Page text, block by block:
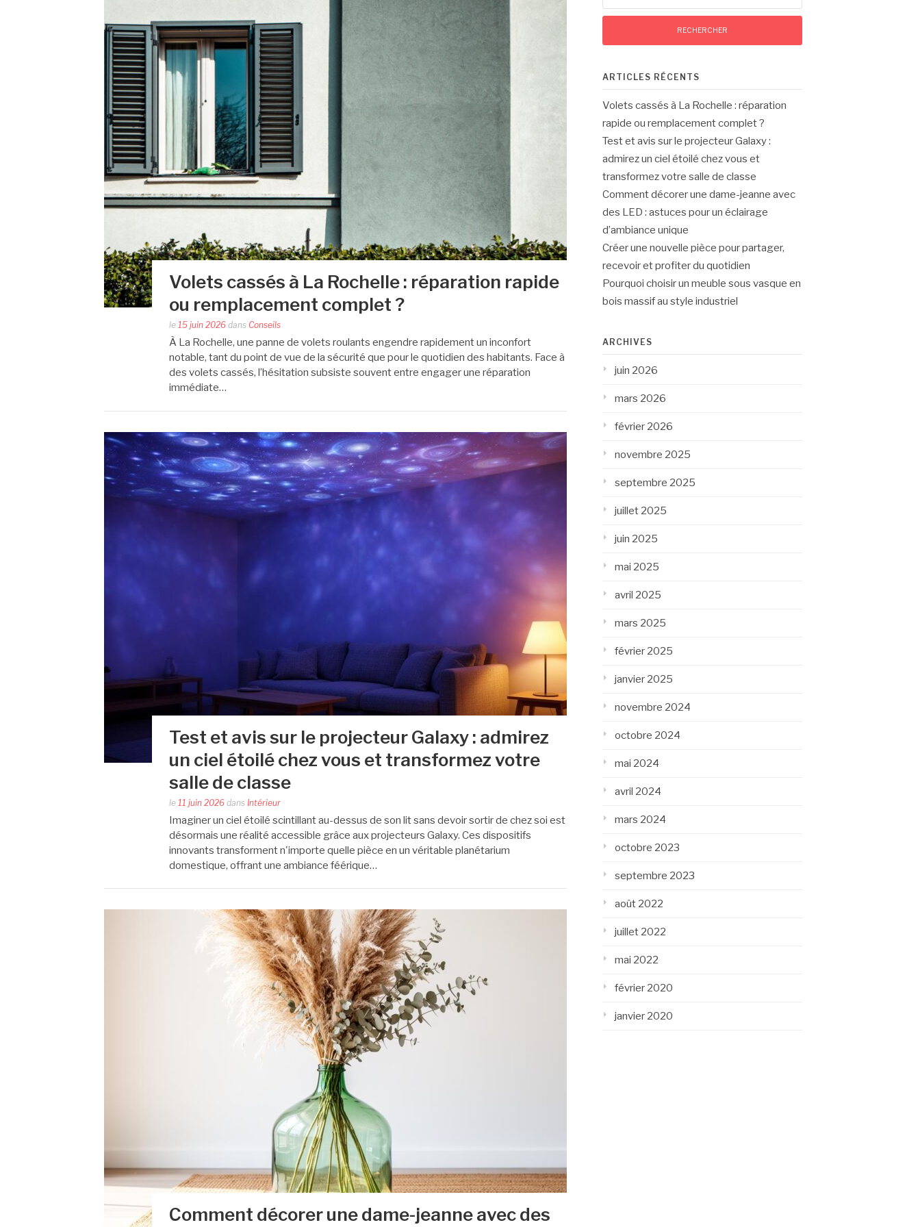
Volets cassés à La Rochelle : réparation rapide
ou remplacement complet ?
le 15 juin 2026 dans Conseils
À La Rochelle, une panne de volets roulants engendre rapidement un inconfort
notable, tant du point de vue de la sécurité que pour le quotidien des habitants. Face à
des volets cassés, l’hésitation subsiste souvent entre engager une réparation
immédiate…
Test et avis sur le projecteur Galaxy : admirez
un ciel étoilé chez vous et transformez votre
salle de classe
le 11 juin 2026 dans Intérieur
Imaginer un ciel étoilé scintillant au-dessus de son lit sans devoir sortir de chez soi est
désormais une réalité accessible grâce aux projecteurs Galaxy. Ces dispositifs
innovants transforment n'importe quelle pièce en un véritable planétarium
domestique, offrant une ambiance féérique…
Comment décorer une dame-jeanne avec des
ARTICLES RÉCENTS
Volets cassés à La Rochelle : réparation
rapide ou remplacement complet ?
Test et avis sur le projecteur Galaxy :
admirez un ciel étoilé chez vous et
transformez votre salle de classe
Comment décorer une dame-jeanne avec
des LED : astuces pour un éclairage
d’ambiance unique
Créer une nouvelle pièce pour partager,
recevoir et profiter du quotidien
Pourquoi choisir un meuble sous vasque en
bois massif au style industriel
ARCHIVES
juin 2026
mars 2026
février 2026
novembre 2025
septembre 2025
juillet 2025
juin 2025
mai 2025
avril 2025
mars 2025
février 2025
janvier 2025
novembre 2024
octobre 2024
mai 2024
avril 2024
mars 2024
octobre 2023
septembre 2023
août 2022
juillet 2022
mai 2022
février 2020
janvier 2020